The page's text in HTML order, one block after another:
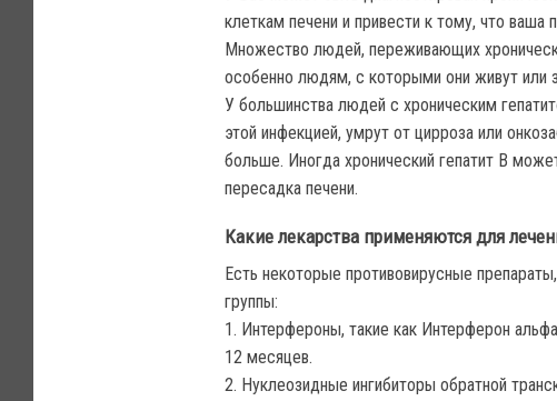
клеткам печени и привести к тому, что ваша
Множество людей, переживающих
особенно людям, с которыми они живут или
У большинства людей с хроническим
этой инфекцией, умрут от цирроза или
больше. Иногда хронический гепатит В
пересадка печени.
Какие лекарства применяются для
Есть некоторые противовирусные
группы:
1. Интерфероны, такие как Интерферон
12 месяцев.
2. Нуклеозидные ингибиторы обратной